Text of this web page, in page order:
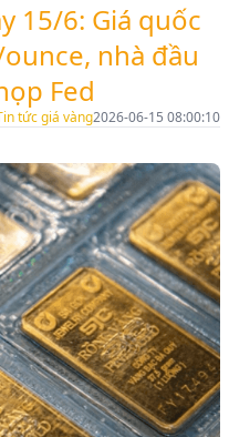
15/6: Giá quốc
nhà đầu
Fed
tức giá vàng2026-06-15 08:00:10